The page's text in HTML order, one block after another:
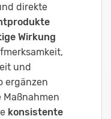
direkte
Wirkung
und
ergänzen
konsistente